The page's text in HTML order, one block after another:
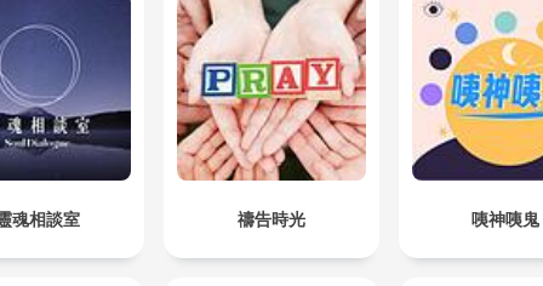
魂相談室 禱告時光 咦神咦鬼